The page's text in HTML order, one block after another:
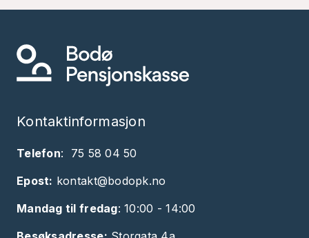
Kontaktinformasjon
Telefon: 75 58 04 50
Epost: kontakt@bodopk.no
Mandag til fredag: 10:00 - 14:00